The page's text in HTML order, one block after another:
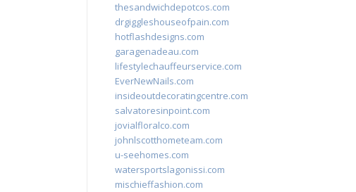
thesandwichdepotcos.com
drgiggleshouseofpain.com
hotflashdesigns.com
garagenadeau.com
lifestylechauffeurservice.com
EverNewNails.com
insideoutdecoratingcentre.com
salvatoresinpoint.com
jovialfloralco.com
johnlscotthometeam.com
u-seehomes.com
watersportslagonissi.com
mischieffashion.com